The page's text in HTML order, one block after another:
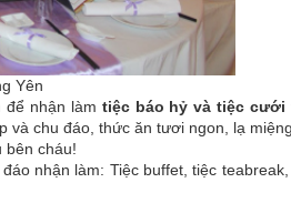
Yên
để nhận làm tiệc báo hỷ và tiệc cưới
chu đáo, thức ăn tươi ngon, lạ
bên cháu!
nhận làm: Tiệc buffet, tiệc